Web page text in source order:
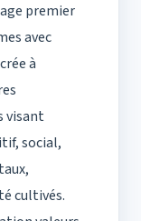
premier
avec
à
visant
social,
cultivés.